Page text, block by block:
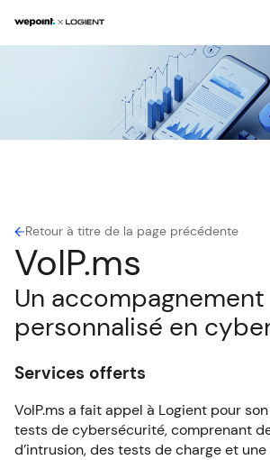
Expertises
Solutions
Réalisations
Carrière
Nouvelles
Contact
EN
Retour à titre de la page précédente
VoIP.ms
Un accompagnement
personnalisé en
Services offerts
VoIP.ms a fait appel à Logient pour
tests de cybersécurité, comprenant
d’intrusion, des tests de charge et